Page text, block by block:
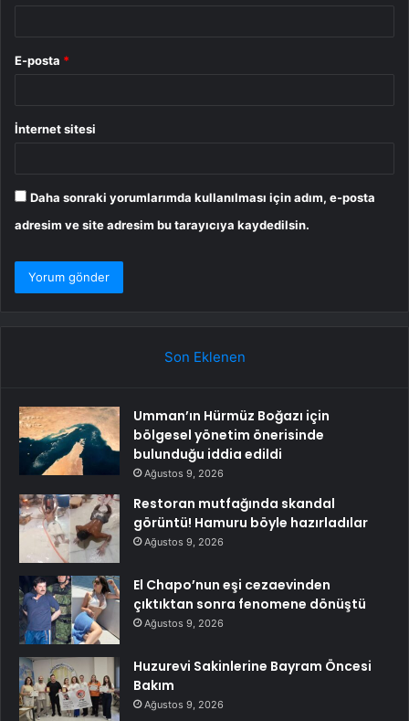
E-posta *
İnternet sitesi
Daha sonraki yorumlarımda kullanılması için adım, e-posta
adresim ve site adresim bu tarayıcıya kaydedilsin.
Son Eklenen
Umman’ın Hürmüz Boğazı için
bölgesel yönetim önerisinde
bulunduğu iddia edildi
Ağustos 9, 2026
Restoran mutfağında skandal
görüntü! Hamuru böyle hazırladılar
Ağustos 9, 2026
El Chapo’nun eşi cezaevinden
çıktıktan sonra fenomene dönüştü
Ağustos 9, 2026
Huzurevi Sakinlerine Bayram Öncesi
Bakım
Ağustos 9, 2026